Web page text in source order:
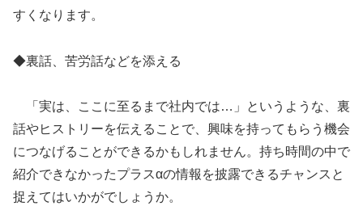
すくなります。
◆裏話、苦労話などを添える
「実は、ここに至るまで社内では…」というような、裏
話やヒストリーを伝えることで、興味を持ってもらう機会
につなげることができるかもしれません。持ち時間の中で
紹介できなかったプラスαの情報を披露できるチャンスと
捉えてはいかがでしょうか。